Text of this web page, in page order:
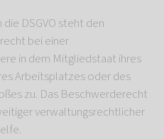
DSGVO steht den
bei einer
in dem Mitgliedstaat ihres
Arbeitsplatzes oder des
zu. Das Beschwerderecht
verwaltungsrechtlicher